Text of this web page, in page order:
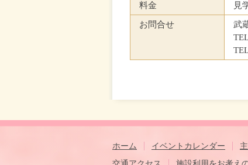
料金 見
お問合せ
武
ホーム イベントカレンダー